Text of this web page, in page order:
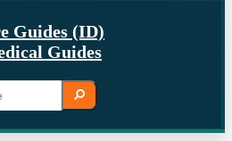
Guides (ID)
Guides
Search